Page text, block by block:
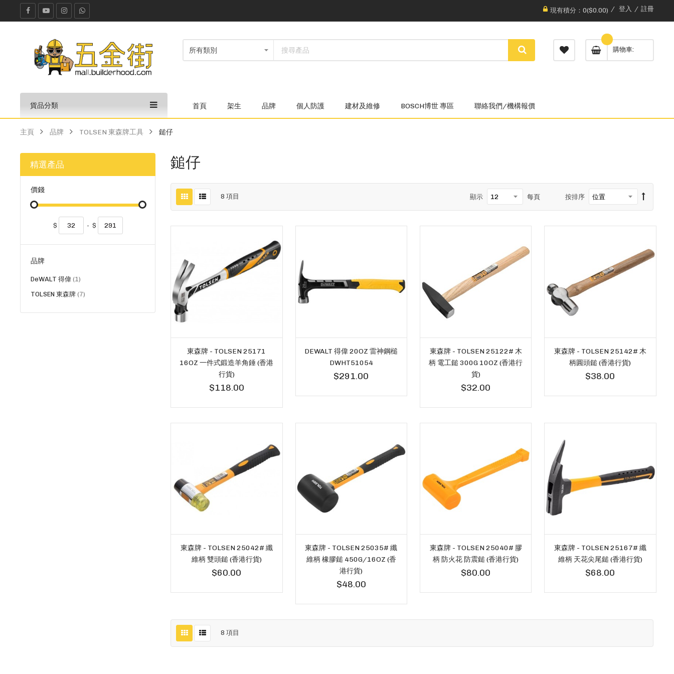
現有積分：0($0.00) 登入 註冊
購物車
貨品分類 首頁 架生 品牌 個人防護 建材及維修 BOSCH博世 專區 聯絡我們/機構報價
主頁 品牌 TOLSEN 東森牌工具 鎚仔
鎚仔
8 項目 按排序
顯示 每頁
東森牌 - TOLSEN 25171
16OZ 一件式鍛造羊角錘 (香港
行貨)
$118.00
DEWALT 得偉 20OZ 雷神鋼槌
DWHT51054
$291.00
東森牌 - TOLSEN 25122# 木
柄 電工鎚 300G 10OZ (香港行
貨)
$32.00
東森牌 - TOLSEN 25142# 木
柄圓頭鎚 (香港行貨)
$38.00
東森牌 - TOLSEN 25042# 纖
維柄 雙頭鎚 (香港行貨)
$60.00
東森牌 - TOLSEN 25035# 纖
維柄 橡膠鎚 450G/16OZ (香
港行貨)
$48.00
東森牌 - TOLSEN 25040# 膠
柄 防火花 防震鎚 (香港行貨)
$80.00
東森牌 - TOLSEN 25167# 纖
維柄 天花尖尾鎚 (香港行貨)
$68.00
8 項目
精選產品
價錢
$ - $
品牌
DeWALT 得偉 1貨
TOLSEN 東森牌 7貨